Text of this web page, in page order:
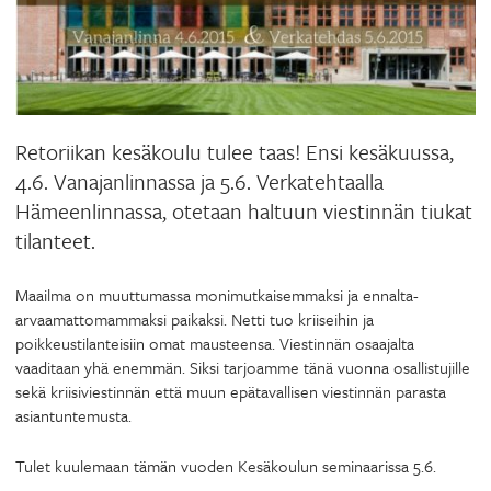
Retoriikan kesäkoulu tulee taas! Ensi kesäkuussa,
4.6. Vanajanlinnassa ja 5.6. Verkatehtaalla
Hämeenlinnassa, otetaan haltuun viestinnän tiukat
tilanteet.
Maailma on muuttumassa monimutkaisemmaksi ja ennalta-
arvaamattomammaksi paikaksi. Netti tuo kriiseihin ja
poikkeustilanteisiin omat mausteensa. Viestinnän osaajalta
vaaditaan yhä enemmän. Siksi tarjoamme tänä vuonna osallistujille
sekä kriisiviestinnän että muun epätavallisen viestinnän parasta
asiantuntemusta.
Tulet kuulemaan tämän vuoden Kesäkoulun seminaarissa 5.6.